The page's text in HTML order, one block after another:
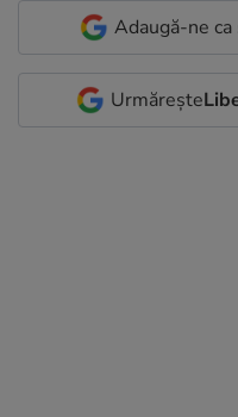
Adaugă-ne
Urmărește